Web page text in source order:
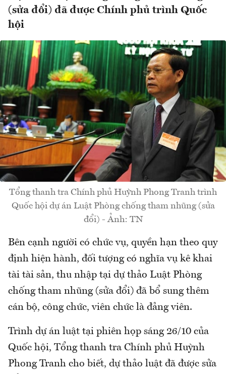
(sửa đổi) đã được Chính phủ trình Quốc
hội
Tổng thanh tra Chính phủ Huỳnh Phong Tranh trình
Quốc hội dự án Luật Phòng chống tham nhũng (sửa
đổi) - Ảnh: TN
Bên cạnh người có chức vụ, quyền hạn theo quy
định hiện hành, đối tượng có nghĩa vụ kê khai
tài tài sản, thu nhập tại dự thảo Luật Phòng
chống tham nhũng (sửa đổi) đã bổ sung thêm
cán bộ, công chức, viên chức là đảng viên.
Trình dự án luật tại phiên họp sáng 26/10 của
Quốc hội, Tổng thanh tra Chính phủ Huỳnh
Phong Tranh cho biết, dự thảo luật đã được sửa